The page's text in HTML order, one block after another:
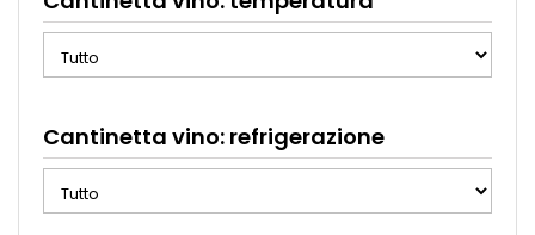
Cantinetta vino: refrigerazione